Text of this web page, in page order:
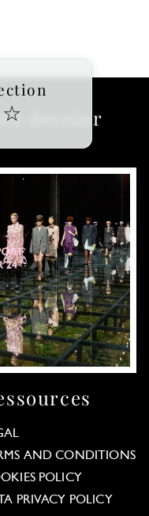
☆ dernier
AND CONDITIONS
POLICY
PRIVACY POLICY